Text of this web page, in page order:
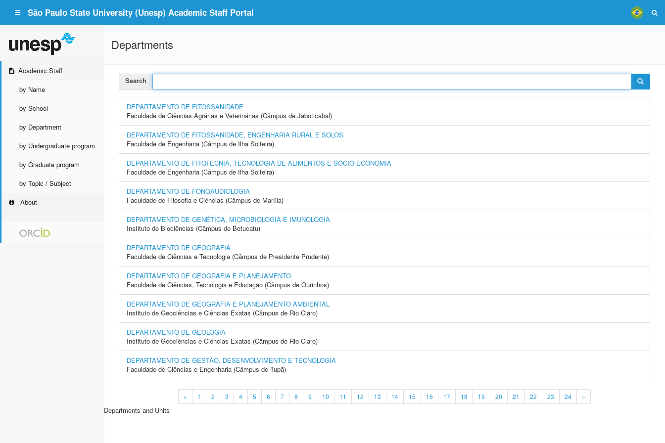
São Paulo State University (Unesp) Academic Staff Portal
Academic Staff
by Name
by School
by Department
by Undergraduate program
by Graduate program
by Topic / Subject
About
Departments
Search
DEPARTAMENTO DE FITOSSANIDADE
Faculdade de Ciências Agrárias e Veterinárias (Câmpus de Jaboticabal)
DEPARTAMENTO DE FITOSSANIDADE, ENGENHARIA RURAL E SOLOS
Faculdade de Engenharia (Câmpus de Ilha Solteira)
DEPARTAMENTO DE FITOTECNIA, TECNOLOGIA DE ALIMENTOS E SÓCIO-ECONOMIA
Faculdade de Engenharia (Câmpus de Ilha Solteira)
DEPARTAMENTO DE FONOAUDIOLOGIA
Faculdade de Filosofia e Ciências (Câmpus de Marília)
DEPARTAMENTO DE GENÉTICA, MICROBIOLOGIA E IMUNOLOGIA
Instituto de Biociências (Câmpus de Botucatu)
DEPARTAMENTO DE GEOGRAFIA
Faculdade de Ciências e Tecnologia (Câmpus de Presidente Prudente)
DEPARTAMENTO DE GEOGRAFIA E PLANEJAMENTO
Faculdade de Ciências, Tecnologia e Educação (Câmpus de Ourinhos)
DEPARTAMENTO DE GEOGRAFIA E PLANEJAMENTO AMBIENTAL
Instituto de Geociências e Ciências Exatas (Câmpus de Rio Claro)
DEPARTAMENTO DE GEOLOGIA
Instituto de Geociências e Ciências Exatas (Câmpus de Rio Claro)
DEPARTAMENTO DE GESTÃO, DESENVOLVIMENTO E TECNOLOGIA
Faculdade de Ciências e Engenharia (Câmpus de Tupã)
« 1 2 3 4 5 6 7 8 9 10 11 12 13 14 15 16 17 18 19 20 21 22 23 24 »
Departments and Units